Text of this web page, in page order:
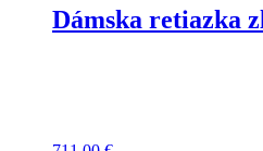
Dámska retiazka